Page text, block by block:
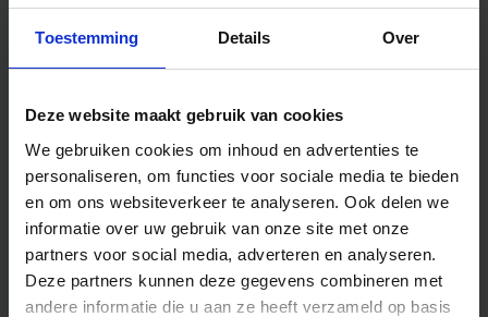
Toestemming Details Over
Deze website maakt gebruik van cookies
We gebruiken cookies om inhoud en advertenties te
personaliseren, om functies voor sociale media te bieden
en om ons websiteverkeer te analyseren. Ook delen we
informatie over uw gebruik van onze site met onze
partners voor social media, adverteren en analyseren.
Deze partners kunnen deze gegevens combineren met
andere informatie die u aan ze heeft verzameld op basis